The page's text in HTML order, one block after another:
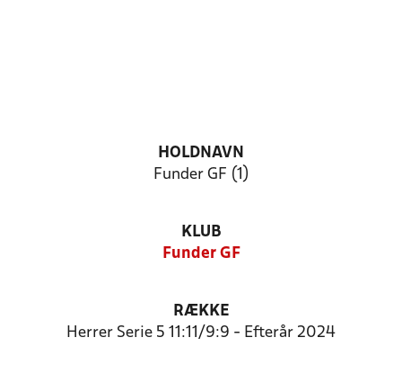
HOLDNAVN
Funder GF (1)
KLUB
Funder GF
RÆKKE
Herrer Serie 5 11:11/9:9 - Efterår 2024